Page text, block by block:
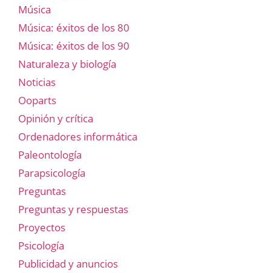
Música
Música: éxitos de los 80
Música: éxitos de los 90
Naturaleza y biología
Noticias
Ooparts
Opinión y crítica
Ordenadores informática
Paleontología
Parapsicología
Preguntas
Preguntas y respuestas
Proyectos
Psicología
Publicidad y anuncios